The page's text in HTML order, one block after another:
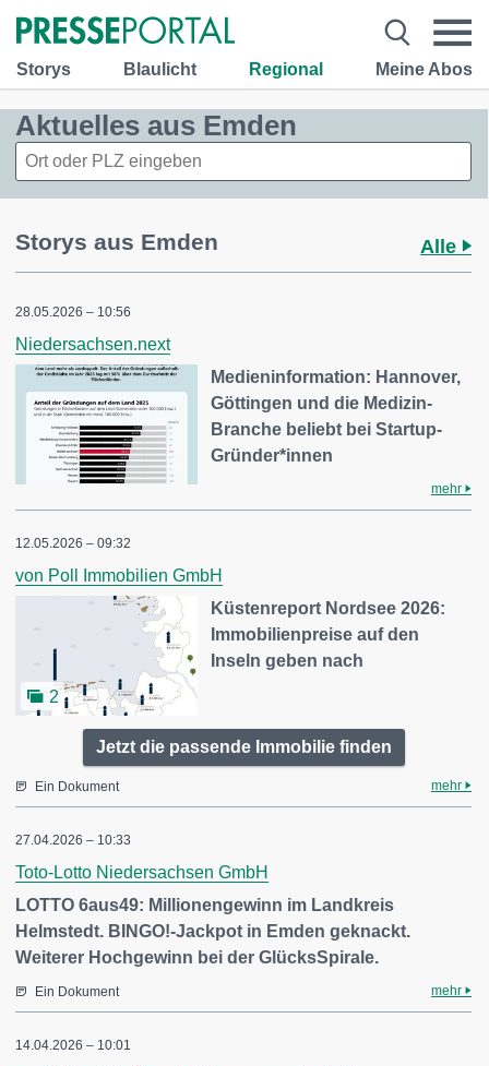
Storys Blaulicht Regional Meine Abos
Aktuelles aus Emden
Storys aus Emden Alle
28.05.2026 – 10:56
Niedersachsen.next
Medieninformation: Hannover,
Göttingen und die Medizin-
Branche beliebt bei Startup-
Gründer*innen
mehr
12.05.2026 – 09:32
von Poll Immobilien GmbH
2
Küstenreport Nordsee 2026:
Immobilienpreise auf den
Inseln geben nach
Jetzt die passende Immobilie finden
Ein Dokument mehr
27.04.2026 – 10:33
Toto-Lotto Niedersachsen GmbH
LOTTO 6aus49: Millionengewinn im Landkreis
Helmstedt. BINGO!-Jackpot in Emden geknackt.
Weiterer Hochgewinn bei der GlücksSpirale.
Ein Dokument mehr
14.04.2026 – 10:01